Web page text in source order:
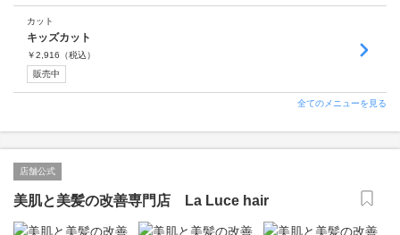
カット
キッズカット
￥2,916 （税込）
販売中
全てのメニューを見る
店舗公式
美肌と美髪の改善専門店 La Luce hair